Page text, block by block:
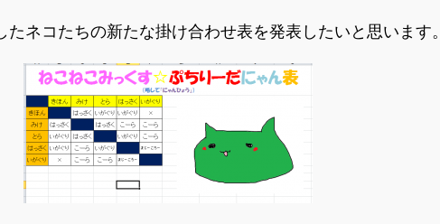
たネコたちの新たな掛け合わせ表を発表したいと思います。